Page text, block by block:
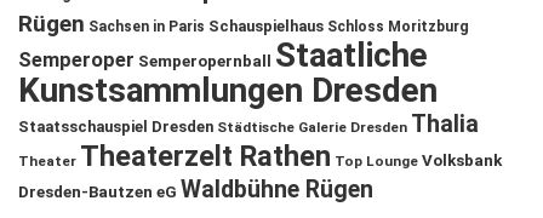
Rügen Sachsen in Paris Schauspielhaus Schloss Moritzburg
Semperoper Semperopernball
Staatliche
Kunstsammlungen Dresden
Staatsschauspiel Dresden Städtische Galerie Dresden Thalia
Theater Theaterzelt Rathen Top Lounge Volksbank
Dresden-Bautzen eG Waldbühne Rügen